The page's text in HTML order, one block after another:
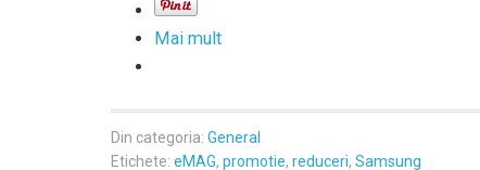
Mai mult
Din categoria: General
Etichete: eMAG, promotie, reduceri, Samsung